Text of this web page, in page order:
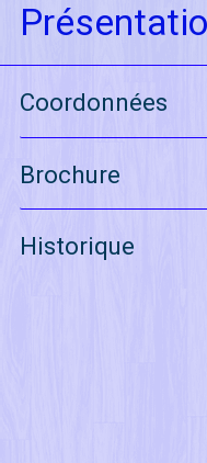
Coordonnées
Brochure
Historique